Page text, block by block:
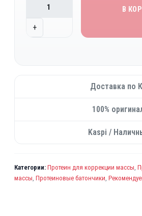
и
а
C
+
В
Доставка по
100%
Kaspi /
Категории: Протеин для коррекции массы,
массы, Протеиновые батончики,